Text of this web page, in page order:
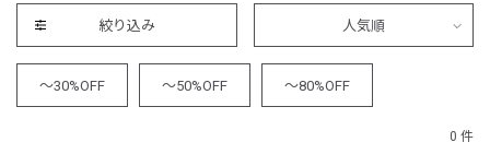
絞り込み 人気順
～30%OFF ～50%OFF ～80%OFF
0 件